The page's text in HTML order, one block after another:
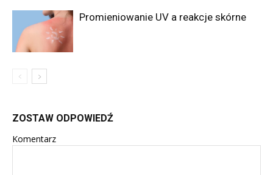
Promieniowanie UV a reakcje skórne
ZOSTAW ODPOWIEDŹ
Komentarz